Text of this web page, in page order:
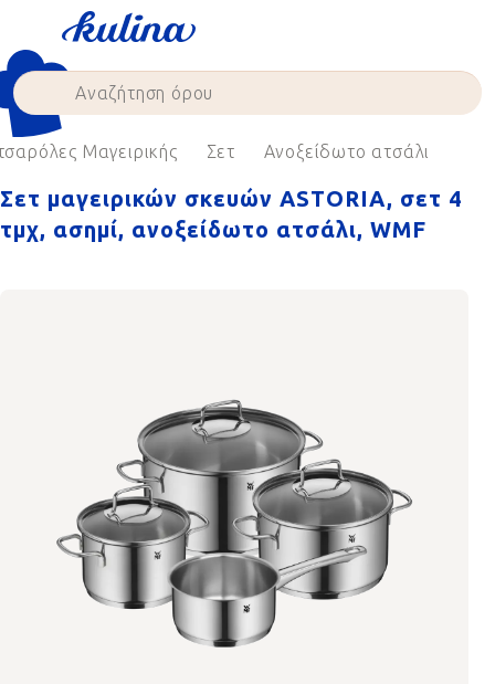
content
Μαγειρικής Σετ Ανοξείδωτο ατσάλι
Σετ μαγειρικών σκευών ASTORIA, σετ 4
τμχ, ασημί, ανοξείδωτο ατσάλι, WMF